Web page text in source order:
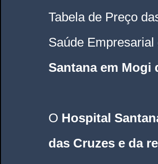
Tabela de Preço
Saúde
Santana em Mogi
O Hospital
das Cruzes e da